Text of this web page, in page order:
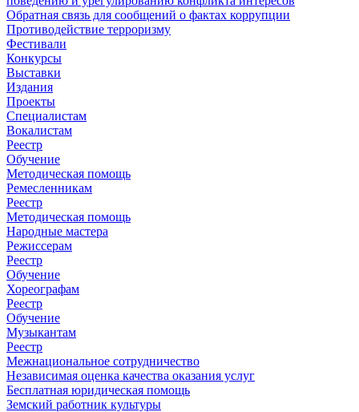
Обратная связь для сообщений о фактах коррупции
Противодействие терроризму
Фестивали
Конкурсы
Выставки
Издания
Проекты
Специалистам
Вокалистам
Реестр
Обучение
Методическая помощь
Ремесленникам
Реестр
Методическая помощь
Народные мастера
Режиссерам
Реестр
Обучение
Хореографам
Реестр
Обучение
Музыкантам
Реестр
Межнациональное сотрудничество
Независимая оценка качества оказания услуг
Бесплатная юридическая помощь
Земский работник культуры